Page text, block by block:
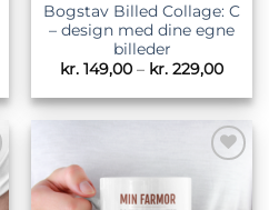
Bogstav Billed Collage: C
– design med dine egne
billeder
kr. 149,00 – kr. 229,00
til
kr.
Tilføj til
ønskeliste